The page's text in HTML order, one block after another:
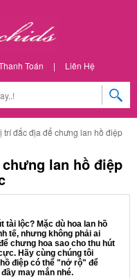
Toán | Liên Hệ
trí đắc địa để chưng lan hồ điệp
lan hồ điệp
tài lộc? Mặc dù hoa lan hồ
tế, nhưng không phải ai
chưng hoa sao cho thu hút
Hãy cùng chúng tôi
điệp có thể "nở rộ" để
may mắn nhé.